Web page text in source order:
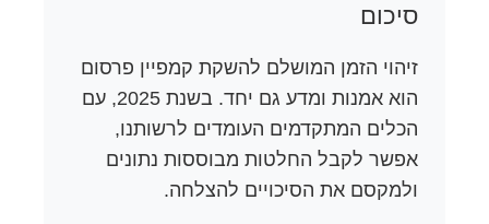
סיכום
זיהוי הזמן המושלם להשקת קמפיין פרסום
הוא אמנות ומדע גם יחד. בשנת 2025, עם
הכלים המתקדמים העומדים לרשותנו,
אפשר לקבל החלטות מבוססות נתונים
ולמקסם את הסיכויים להצלחה.